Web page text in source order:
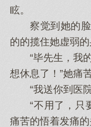
眩。
察觉到她的脸
的的揽住她虚弱的
“毕先生，我的
想休息了！”她痛
“我送你到医院
“不用了，只要
痛苦的悟着发痛的